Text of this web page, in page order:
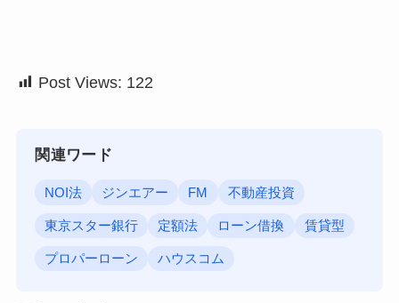
Post Views: 122
関連ワード
NOI法 ジンエアー FM 不動産投資
東京スター銀行 定額法 ローン借換 賃貸型
プロパーローン ハウスコム